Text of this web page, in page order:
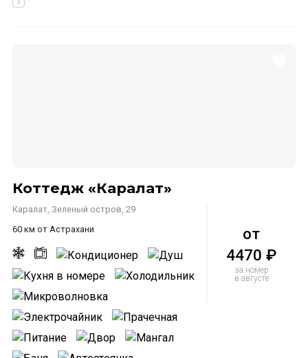
Коттедж «Каралат»
Каралат, Зеленый остров, 29
60 км от Астрахани
от
4470 ₽
за номер
в августе